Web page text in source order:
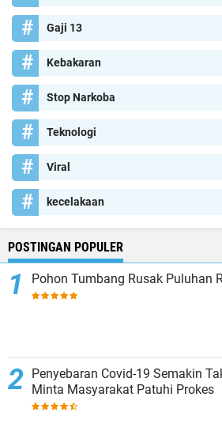
Gaji 13
Kebakaran
Stop Narkoba
Teknologi
Viral
kecelakaan
POSTINGAN POPULER
Pohon Tumbang Rusak Puluhan
Penyebaran Covid-19 Semakin
Minta Masyarakat Patuhi Prokes